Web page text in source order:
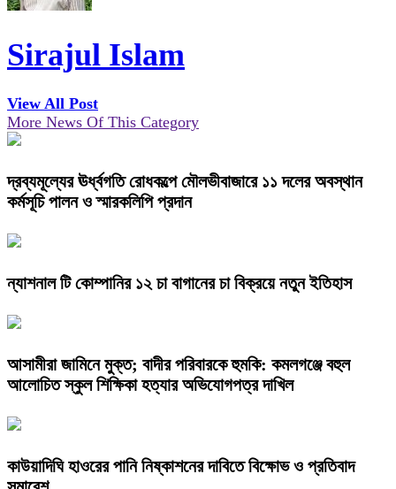
Sirajul Islam
View All Post
More News Of This Category
দ্রব্যমূল্যের ঊর্ধ্বগতি রোধকল্পে মৌলভীবাজারে ১১ দলের অবস্থান
কর্মসূচি পালন ও স্মারকলিপি প্রদান
ন্যাশনাল টি কোম্পানির ১২ চা বাগানের চা বিক্রয়ে নতুন ইতিহাস
আসামীরা জামিনে মুক্ত; বাদীর পরিবারকে হুমকি: কমলগঞ্জে বহুল
আলোচিত স্কুল শিক্ষিকা হত্যার অভিযোগপত্র দাখিল
কাউয়াদিঘি হাওরের পানি নিষ্কাশনের দাবিতে বিক্ষোভ ও প্রতিবাদ